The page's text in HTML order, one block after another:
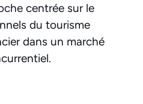
centrée sur le
du tourisme
dans un marché